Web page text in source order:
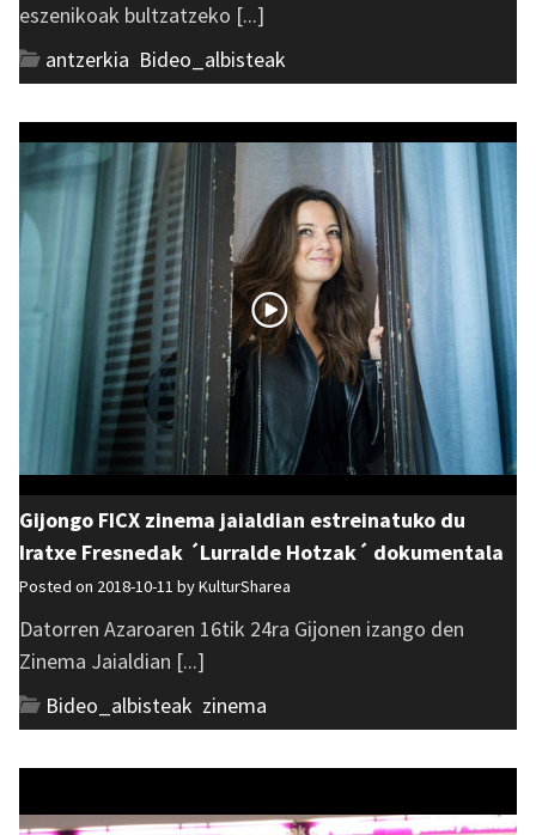
eszenikoak bultzatzeko [...]
antzerkia Bideo_albisteak
Gijongo FICX zinema jaialdian estreinatuko du
Iratxe Fresnedak ´Lurralde Hotzak´ dokumentala
Posted on 2018-10-11 byKulturSharea
Datorren Azaroaren 16tik 24ra Gijonen izango den
Zinema Jaialdian [...]
Bideo_albisteak zinema